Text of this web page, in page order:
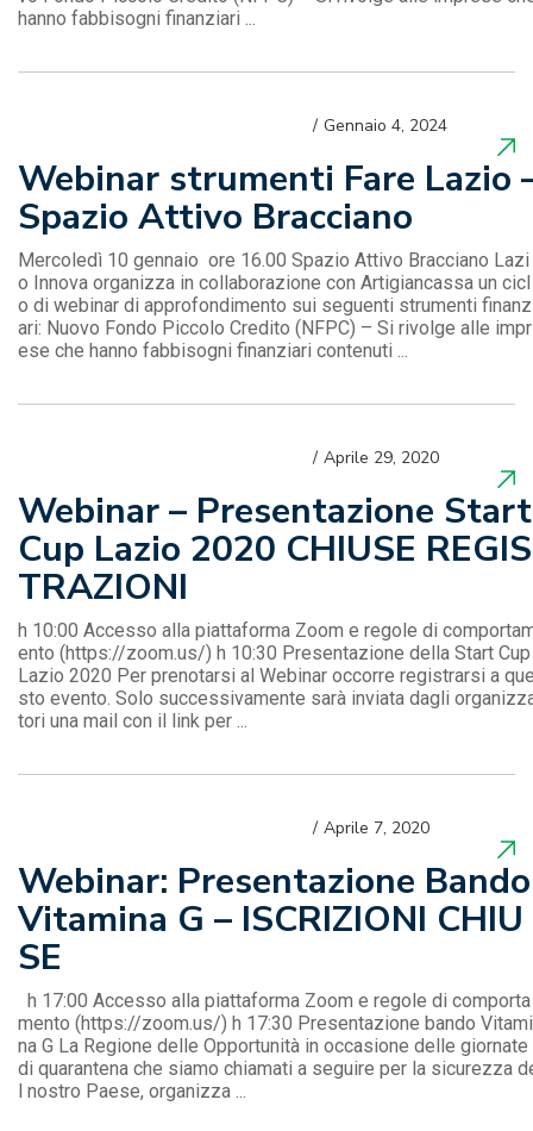
hanno fabbisogni finanziari ...
Webinar strumenti Fare Lazio
Spazio Attivo Bracciano
Gennaio 4, 2024
Mercoledì 10 gennaio ore 16.00 Spazio Attivo Bracciano Lazi
o Innova organizza in collaborazione con Artigiancassa un cicl
o di webinar di approfondimento sui seguenti strumenti
ari: Nuovo Fondo Piccolo Credito (NFPC) – Si rivolge alle impr
ese che hanno fabbisogni finanziari contenuti ...
Webinar – Presentazione Start
Cup Lazio 2020 CHIUSE REGIS
TRAZIONI
Aprile 29, 2020
h 10:00 Accesso alla piattaforma Zoom e regole di
ento (https://zoom.us/) h 10:30 Presentazione della Start Cup
Lazio 2020 Per prenotarsi al Webinar occorre registrarsi a
sto evento. Solo successivamente sarà inviata dagli
tori una mail con il link per ...
Webinar: Presentazione Bando
Vitamina G – ISCRIZIONI CHIU
SE
Aprile 7, 2020
h 17:00 Accesso alla piattaforma Zoom e regole di comporta
mento (https://zoom.us/) h 17:30 Presentazione bando Vitami
na G La Regione delle Opportunità in occasione delle giornate
di quarantena che siamo chiamati a seguire per la sicurezza
l nostro Paese, organizza ...